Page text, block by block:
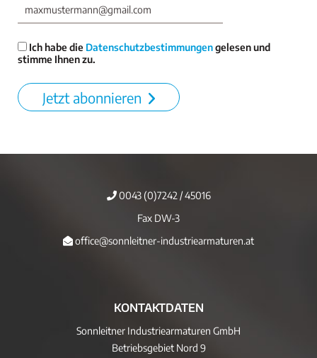
Ich habe die Datenschutzbestimmungengelesen und
stimme Ihnen zu.
Jetzt abonnieren
0043 (0)7242 / 45016
Fax DW-3
office@sonnleitner-industriearmaturen.at
KONTAKTDATEN
Sonnleitner Industriearmaturen GmbH
Betriebsgebiet Nord 9